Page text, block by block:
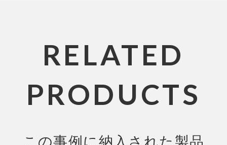
RELATED
PRODUCTS
この事例に納入された製品